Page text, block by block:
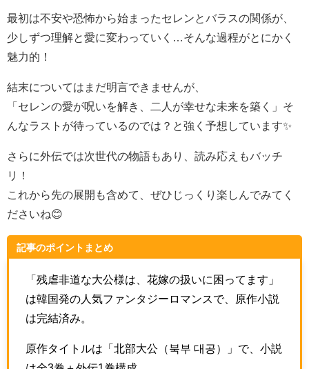
最初は不安や恐怖から始まったセレンとバラスの関係が、
少しずつ理解と愛に変わっていく…そんな過程がとにかく
魅力的！
結末についてはまだ明言できませんが、
「セレンの愛が呪いを解き、二人が幸せな未来を築く」そ
んなラストが待っているのでは？と強く予想しています✨
さらに外伝では次世代の物語もあり、読み応えもバッチ
リ！
これから先の展開も含めて、ぜひじっくり楽しんでみてく
ださいね😊
記事のポイントまとめ
「残虐非道な大公様は、花嫁の扱いに困ってます」
は韓国発の人気ファンタジーロマンスで、原作小説
は完結済み。
原作タイトルは「北部大公（북부 대공）」で、小説